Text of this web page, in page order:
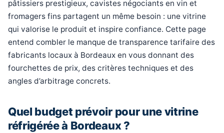
pâtissiers prestigieux, cavistes négociants en vin et
fromagers fins partagent un même besoin : une vitrine
qui valorise le produit et inspire confiance. Cette page
entend combler le manque de transparence tarifaire des
fabricants locaux à Bordeaux en vous donnant des
fourchettes de prix, des critères techniques et des
angles d’arbitrage concrets.
Quel budget prévoir pour une vitrine
réfrigérée à Bordeaux ?